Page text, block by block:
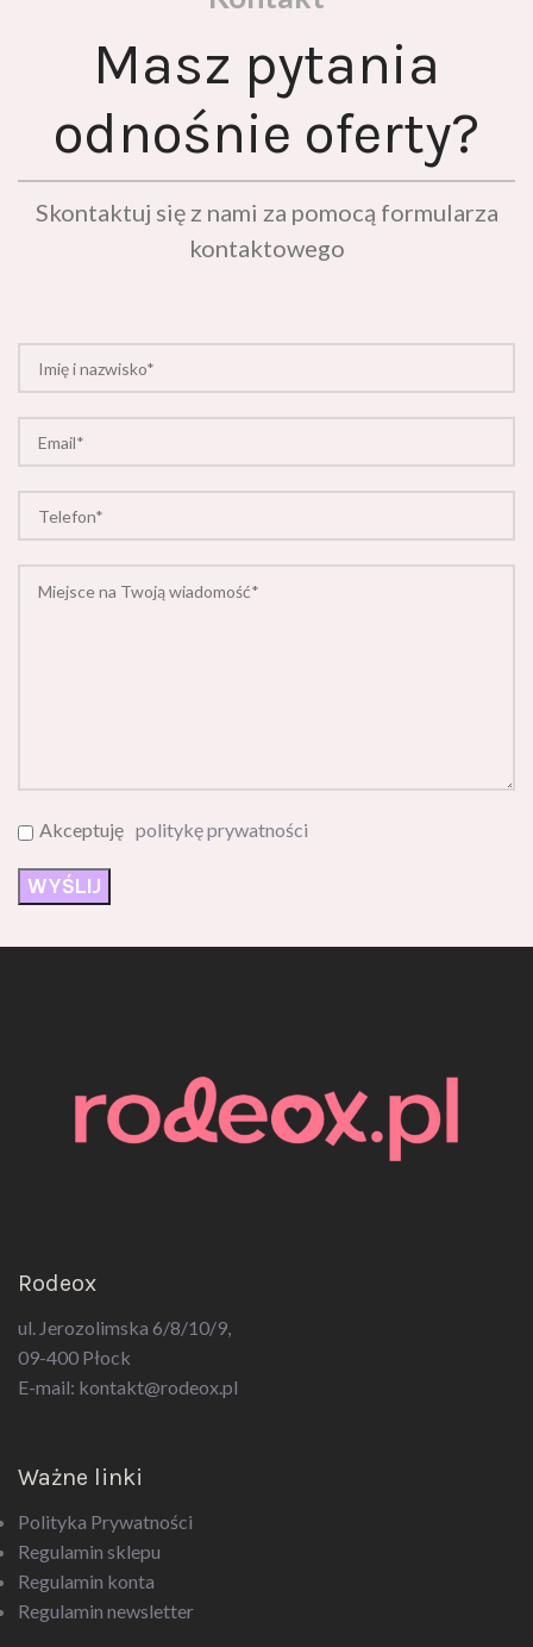
Masz pytania
odnośnie oferty?
Skontaktuj się z nami za pomocą formularza
kontaktowego
ul. Jerozolimska 6/8/10/9,
09-400 Płock
E-mail: kontakt@rodeox.pl
Polityka Prywatności
Regulamin sklepu
Regulamin konta
Regulamin newsletter